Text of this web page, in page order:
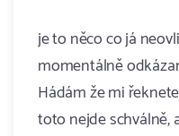
je to něco co já
momentálně
Hádám že mi
toto nejde schválně,